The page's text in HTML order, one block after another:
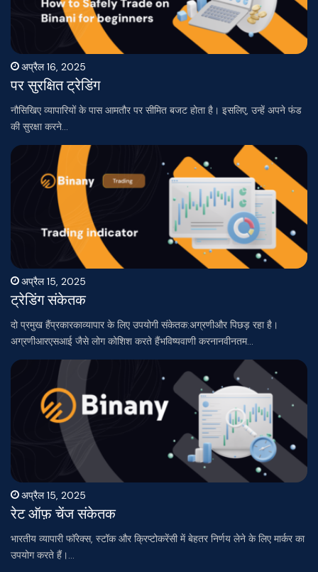
अप्रैल 16, 2025
पर सुरक्षित ट्रेडिंग
नौसिखिए व्यापारियों के पास आमतौर पर सीमित बजट होता है। इसलिए, उन्हें अपने फंड
की सुरक्षा करने…
अप्रैल 15, 2025
ट्रेडिंग संकेतक
दो प्रमुख हैंप्रकारकाव्यापार के लिए उपयोगी संकेतक:अग्रणीऔर पिछड़ रहा है।
अग्रणीआरएसआई जैसे लोग कोशिश करते हैंभविष्यवाणी करनानवीनतम…
अप्रैल 15, 2025
रेट ऑफ़ चेंज संकेतक
भारतीय व्यापारी फॉरेक्स, स्टॉक और क्रिप्टोकरेंसी में बेहतर निर्णय लेने के लिए मार्कर का
उपयोग करते हैं।…